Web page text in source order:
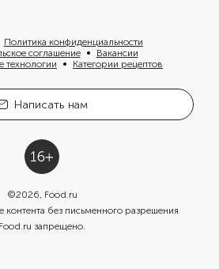
Политика конфиденциальности
соглашение
Вакансии
технологии
Категории рецептов
Написать нам
©2026, Food.ru
без письменного разрешения
Food.ru запрещено.